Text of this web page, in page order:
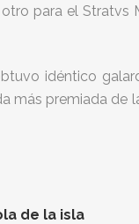
para el Stratvs
idéntico
más premiada de
de la isla